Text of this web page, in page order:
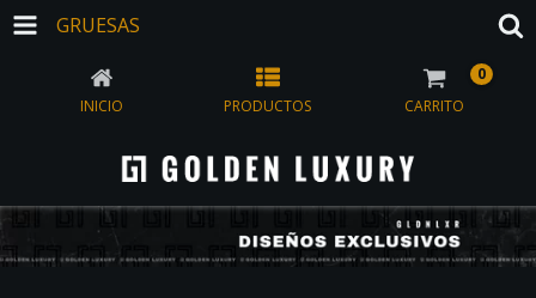
GRUESAS
INICIO PRODUCTOS CARRITO
0